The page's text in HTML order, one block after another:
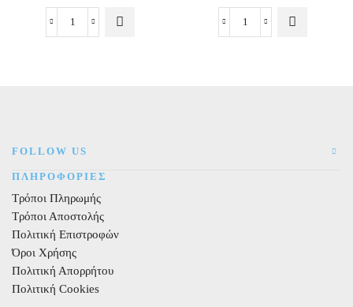
Χατζηγιαννάκη
ποσότητα
Χατζηγιαννάκη
FOLLOW US
ΠΛΗΡΟΦΟΡΙΕΣ
Τρόποι Πληρωμής
Τρόποι Αποστολής
Πολιτική Επιστροφών
Όροι Χρήσης
Πολιτική Απορρήτου
Πολιτική Cookies